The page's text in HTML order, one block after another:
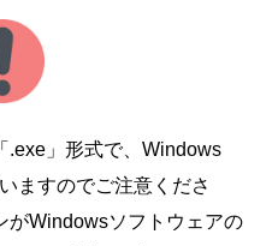
.exe」形式で、Windows
ますのでご注意くださ
がWindowsソフトウェアの